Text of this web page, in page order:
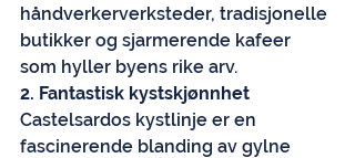
håndverkerverksteder, tradisjonelle
butikker og sjarmerende kafeer
som hyller byens rike arv.
2. Fantastisk kystskjønnhet
Castelsardos kystlinje er en
fascinerende blanding av gylne